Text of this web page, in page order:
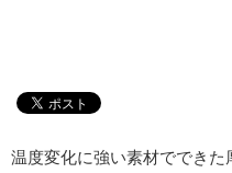
温度変化に強い素材ででき